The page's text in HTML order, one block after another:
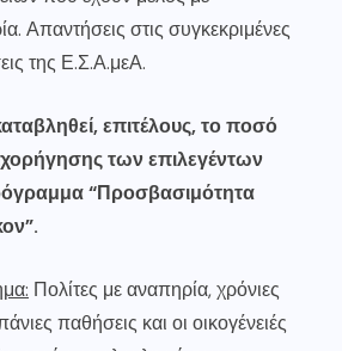
Απαντήσεις στις συγκεκριμένες
της Ε.Σ.Α.μεΑ.
επιτέλους, το ποσό
των επιλεγέντων
“Προσβασιμότητα
Πολίτες με αναπηρία, χρόνιες
παθήσεις και οι οικογένειές